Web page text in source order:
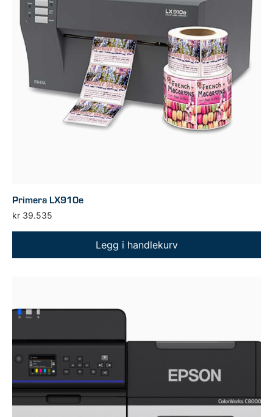
Primera LX910e
kr 39.535
Legg i handlekurv